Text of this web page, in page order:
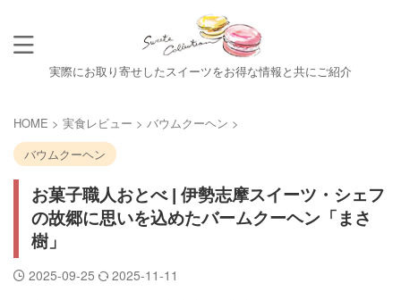
実際にお取り寄せしたスイーツをお得な情報と共にご紹介
HOME > 実食レビュー > バウムクーヘン >
バウムクーヘン
お菓子職人おとべ | 伊勢志摩スイーツ・シェフ
の故郷に思いを込めたバームクーヘン「まさ
樹」
2025-09-25 2025-11-11